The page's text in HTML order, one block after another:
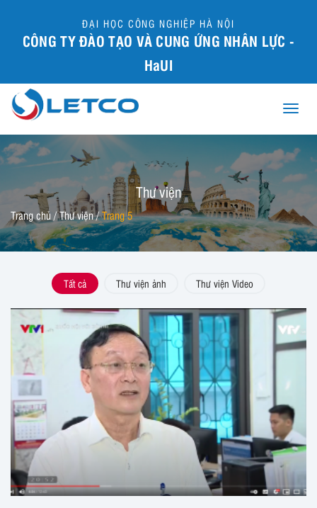
ĐẠI HỌC CÔNG NGHIỆP HÀ NỘI
CÔNG TY ĐÀO TẠO VÀ CUNG ỨNG NHÂN LỰC -
HaUI
Toggle
Thư viện
Trang chủ /Thư viện/Trang 5
Tất cả Thư viện ảnh Thư viện Video